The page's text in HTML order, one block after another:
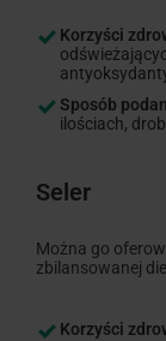
Korzyści
Sposób
ilościach,
Seler
Można go
zbilansowanej
Korzyści